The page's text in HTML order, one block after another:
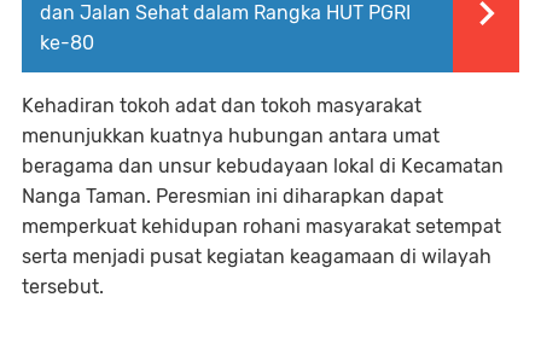
dan Jalan Sehat dalam Rangka HUT PGRI
ke-80
Kehadiran tokoh adat dan tokoh masyarakat
menunjukkan kuatnya hubungan antara umat
beragama dan unsur kebudayaan lokal di Kecamatan
Nanga Taman. Peresmian ini diharapkan dapat
memperkuat kehidupan rohani masyarakat setempat
serta menjadi pusat kegiatan keagamaan di wilayah
tersebut.